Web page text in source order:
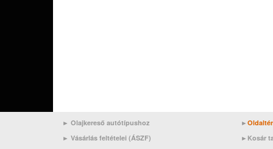
► Olajkereső autótípushoz
► Vásárlás feltételei (ÁSZF)
►
► Kosár